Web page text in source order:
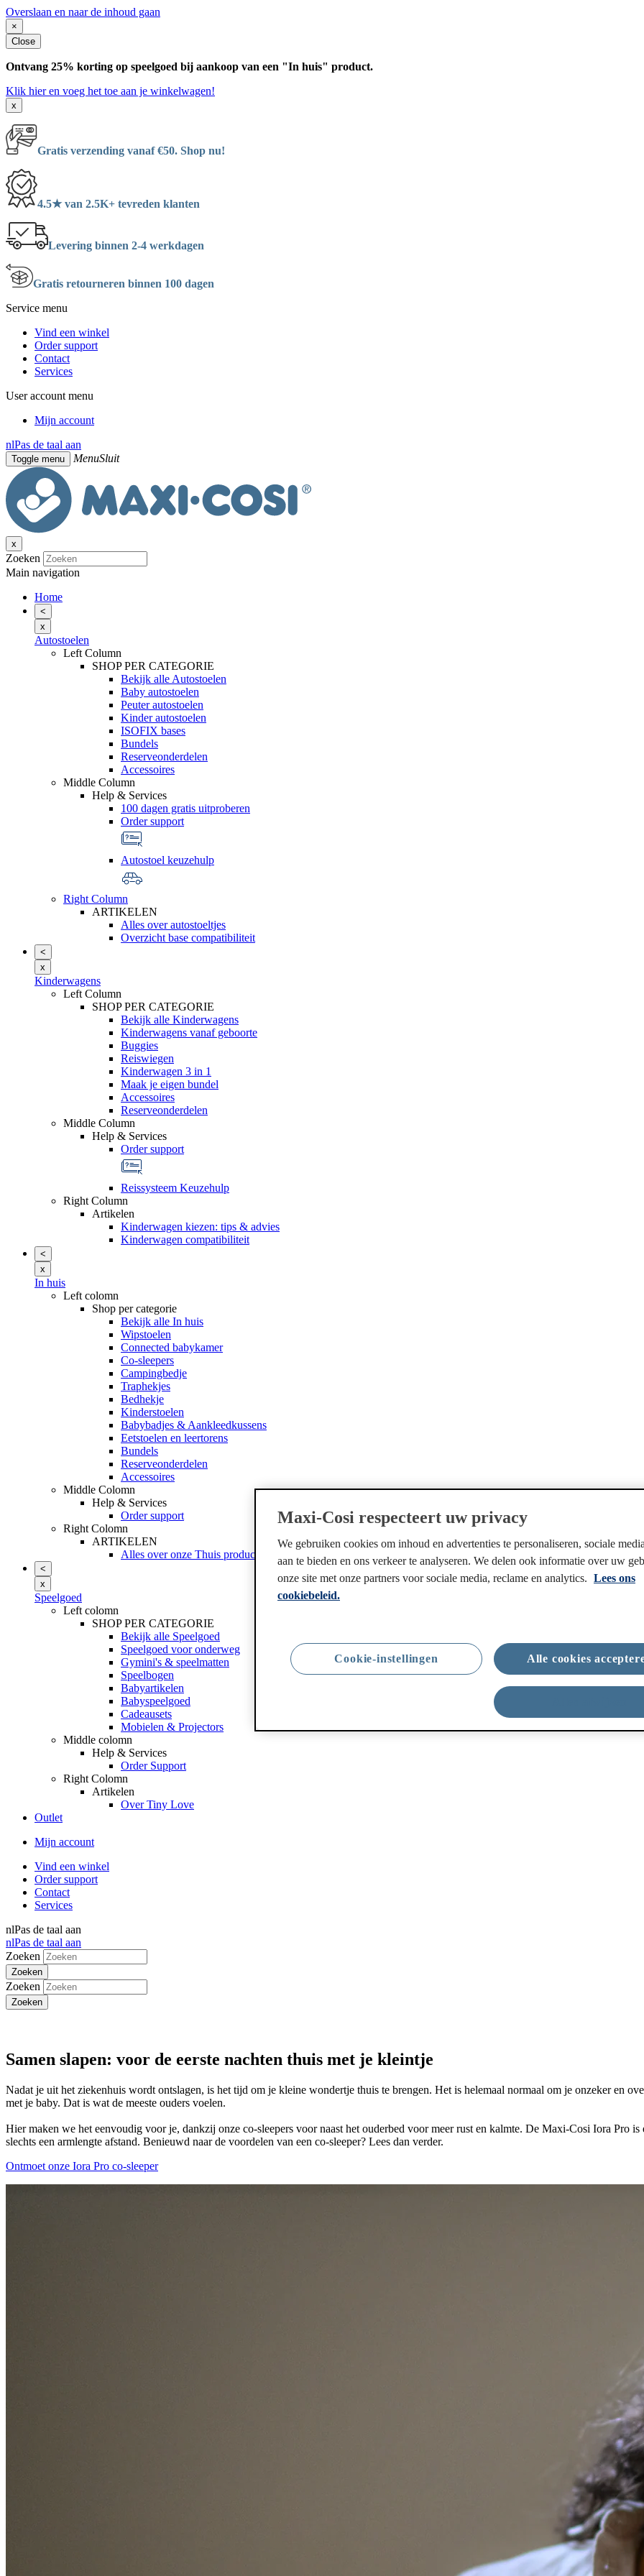
Overslaan en naar de inhoud gaan
×
Close
Ontvang 25% korting op speelgoed bij aankoop van een "In huis" product.
Klik hier en voeg het toe aan je winkelwagen!
x
Gratis verzending vanaf €50. Shop nu!
4.5★ van 2.5K+ tevreden klanten
Levering binnen 2-4 werkdagen
Gratis retourneren binnen 100 dagen
Service menu
Vind een winkel
Order support
Contact
Services
User account menu
Mijn account
nlPas de taal aan
Toggle menu MenuSluit
x
Zoeken
Main navigation
Home
<
x
Autostoelen
Left Column
SHOP PER CATEGORIE
Bekijk alle Autostoelen
Baby autostoelen
Peuter autostoelen
Kinder autostoelen
ISOFIX bases
Bundels
Reserveonderdelen
Accessoires
Middle Column
Help & Services
100 dagen gratis uitproberen
Order support
Autostoel keuzehulp
Right Column
ARTIKELEN
Alles over autostoeltjes
Overzicht base compatibiliteit
<
x
Kinderwagens
Left Column
SHOP PER CATEGORIE
Bekijk alle Kinderwagens
Kinderwagens vanaf geboorte
Buggies
Reiswiegen
Kinderwagen 3 in 1
Maak je eigen bundel
Accessoires
Reserveonderdelen
Middle Column
Help & Services
Order support
Reissysteem Keuzehulp
Right Column
Artikelen
Kinderwagen kiezen: tips & advies
Kinderwagen compatibiliteit
<
x
In huis
Left colomn
Shop per categorie
Bekijk alle In huis
Wipstoelen
Connected babykamer
Co-sleepers
Campingbedje
Traphekjes
Bedhekje
Kinderstoelen
Babybadjes & Aankleedkussens
Eetstoelen en leertorens
Bundels
Reserveonderdelen
Accessoires
Middle Colomn
Help & Services
Order support
Right Colomn
ARTIKELEN
Alles over onze Thuis producten
<
x
Speelgoed
Left colomn
SHOP PER CATEGORIE
Bekijk alle Speelgoed
Speelgoed voor onderweg
Gymini's & speelmatten
Speelbogen
Babyartikelen
Babyspeelgoed
Cadeausets
Mobielen & Projectors
Middle colomn
Help & Services
Order Support
Right Colomn
Artikelen
Over Tiny Love
Outlet
Mijn account
Vind een winkel
Order support
Contact
Services
nlPas de taal aan
nlPas de taal aan
Zoeken
Zoeken
Samen slapen: voor de eerste nachten thuis met je kleintje
Nadat je uit het ziekenhuis wordt ontslagen, is het tijd om je kleine wondertje thuis te brengen. Het is helemaal normaal om je onzeker en
met je baby. Dat is wat de meeste ouders voelen.
Hier maken we het eenvoudig voor je, dankzij onze co-sleepers voor naast het ouderbed voor meer rust en kalmte. De Maxi-Cosi Iora Pro
slechts een armlengte afstand. Benieuwd naar de voordelen van een co-sleeper? Lees dan verder.
Ontmoet onze Iora Pro co-sleeper
Maxi-Cosi respecteert uw privacy
We gebruiken cookies om inhoud en advertenties te personaliseren, sociale
aan te bieden en ons verkeer te analyseren. We delen ook informatie over uw
onze site met onze partners voor sociale media, reclame en analytics. Lees ons
cookiebeleid.
Alle cookies
Cookie-instellingen